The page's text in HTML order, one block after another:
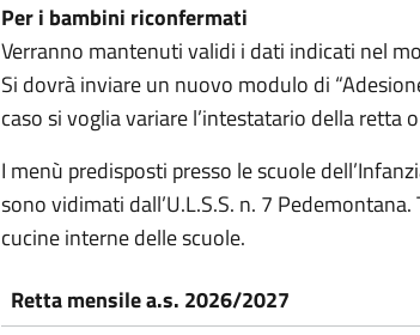
Per i bambini riconfermati
Verranno mantenuti validi i dati indicati nel
Si dovrà inviare un nuovo modulo di
caso si voglia variare l’intestatario della retta
I menù predisposti presso le scuole
sono vidimati dall’U.L.S.S. n. 7
cucine interne delle scuole.
Retta mensile a.s. 2026/2027